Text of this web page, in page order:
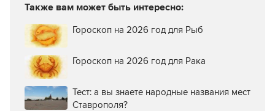
Также вам может быть интересно:
Гороскоп на 2026 год для Рыб
Гороскоп на 2026 год для Рака
Тест: а вы знаете народные названия мест
Ставрополя?